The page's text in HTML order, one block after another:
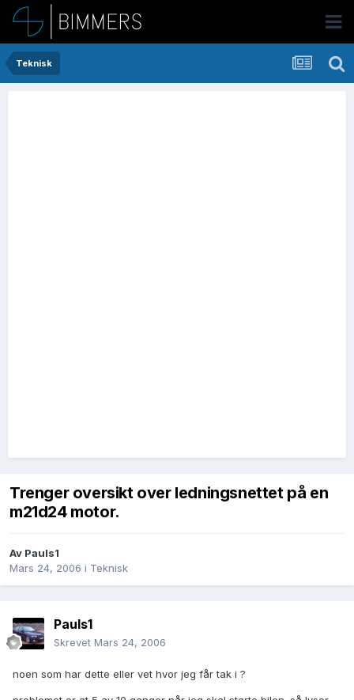
Teknisk
Trenger oversikt over ledningsnettet på en
m21d24 motor.
Av Pauls1
Mars 24, 2006 i Teknisk
Pauls1
Skrevet Mars 24, 2006
noen som har dette eller vet hvor jeg får tak i ?